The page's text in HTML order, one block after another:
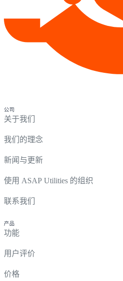
公司
关于我们
我们的理念
新闻与更新
使用 ASAP Utilities 的组织
联系我们
产品
功能
用户评价
价格